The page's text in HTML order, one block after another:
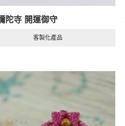
陀寺 開運御守
客製化產品